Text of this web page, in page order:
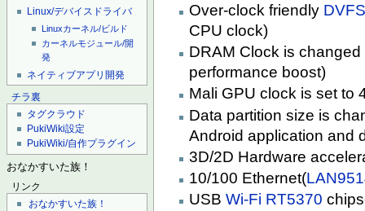
Linux/デバイスドライバ
Linuxカーネル/ビルド
カーネルモジュール/開
発
ネイティブアプリ開発
チラ裏
タグクラウド
PukiWiki設定
PukiWiki/自作プラグイン
おなかすいた族！
リンク
おなかすいた族！
Over-clock friendly
CPU clock)
DRAM Clock is
performance boost)
Mali GPU clock is set to
Data partition size is
Android application and
3D/2D Hardware
10/100 Ethernet(
USBWi-Fi RT5370